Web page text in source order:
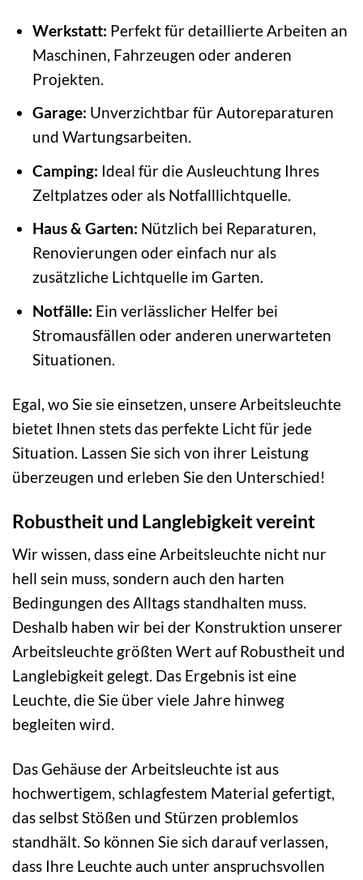
Werkstatt: Perfekt für detaillierte Arbeiten an
Maschinen, Fahrzeugen oder anderen
Projekten.
Garage: Unverzichtbar für Autoreparaturen
und Wartungsarbeiten.
Camping: Ideal für die Ausleuchtung Ihres
Zeltplatzes oder als Notfalllichtquelle.
Haus & Garten: Nützlich bei Reparaturen,
Renovierungen oder einfach nur als
zusätzliche Lichtquelle im Garten.
Notfälle: Ein verlässlicher Helfer bei
Stromausfällen oder anderen unerwarteten
Situationen.
Egal, wo Sie sie einsetzen, unsere Arbeitsleuchte
bietet Ihnen stets das perfekte Licht für jede
Situation. Lassen Sie sich von ihrer Leistung
überzeugen und erleben Sie den Unterschied!
Robustheit und Langlebigkeit vereint
Wir wissen, dass eine Arbeitsleuchte nicht nur
hell sein muss, sondern auch den harten
Bedingungen des Alltags standhalten muss.
Deshalb haben wir bei der Konstruktion unserer
Arbeitsleuchte größten Wert auf Robustheit und
Langlebigkeit gelegt. Das Ergebnis ist eine
Leuchte, die Sie über viele Jahre hinweg
begleiten wird.
Das Gehäuse der Arbeitsleuchte ist aus
hochwertigem, schlagfestem Material gefertigt,
das selbst Stößen und Stürzen problemlos
standhält. So können Sie sich darauf verlassen,
dass Ihre Leuchte auch unter anspruchsvollen